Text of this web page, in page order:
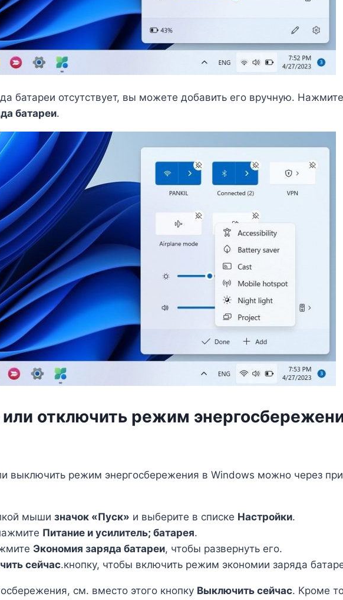
батареи отсутствует, вы можете добавить его вручную.
батареи.
или отключить режим
выключить режим энергосбережения в Windows можно через
мыши значок «Пуск» и выберите в списке Настройки.
Питание и усилитель; батарея.
Экономия заряда батареи, чтобы развернуть его.
сейчас.кнопку, чтобы включить режим экономии заряда
см. вместо этого кнопку Выключить сейчас. Кроме